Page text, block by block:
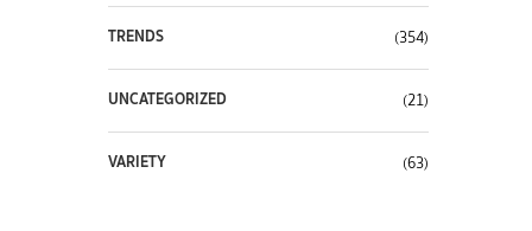
TRENDS (354)
UNCATEGORIZED (21)
VARIETY (63)